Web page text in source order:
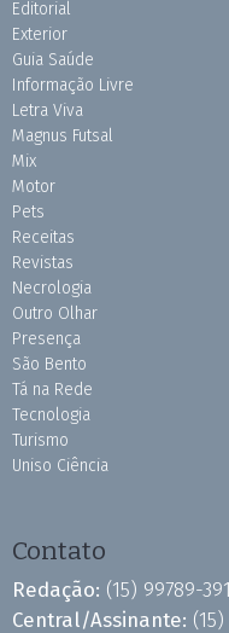
Editorial
Exterior
Guia Saúde
Informação Livre
Letra Viva
Magnus Futsal
Mix
Motor
Pets
Receitas
Revistas
Necrologia
Outro Olhar
Presença
São Bento
Tá na Rede
Tecnologia
Turismo
Uniso Ciência
Contato
Redação: (15) 99789-
Central/Assinante: